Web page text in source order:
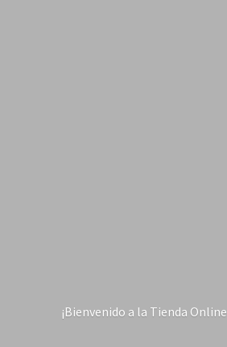
¡Bienvenido a la Tienda Online